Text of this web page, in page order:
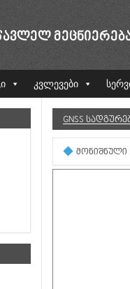
კვლევები
GNSS
ᲛᲝᲜᲘᲨᲜᲣᲚᲘ